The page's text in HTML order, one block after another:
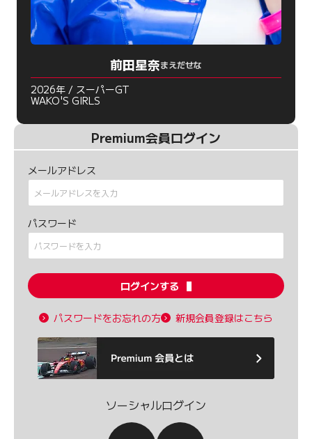
前田星奈まえだせな
2026年 / スーパーGT
WAKO'S GIRLS
Premium会員ログイン
メールアドレス
パスワード
ログインする
パスワードをお忘れの方 新規会員登録はこちら
ソーシャルログイン